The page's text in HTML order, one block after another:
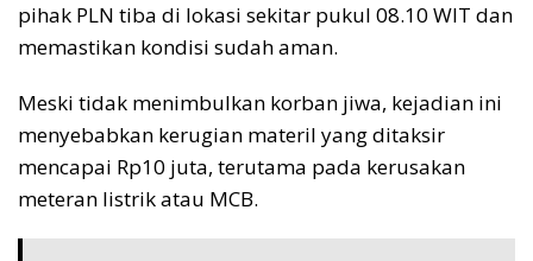
pihak PLN tiba di lokasi sekitar pukul 08.10 WIT dan
memastikan kondisi sudah aman.
Meski tidak menimbulkan korban jiwa, kejadian ini
menyebabkan kerugian materil yang ditaksir
mencapai Rp10 juta, terutama pada kerusakan
meteran listrik atau MCB.